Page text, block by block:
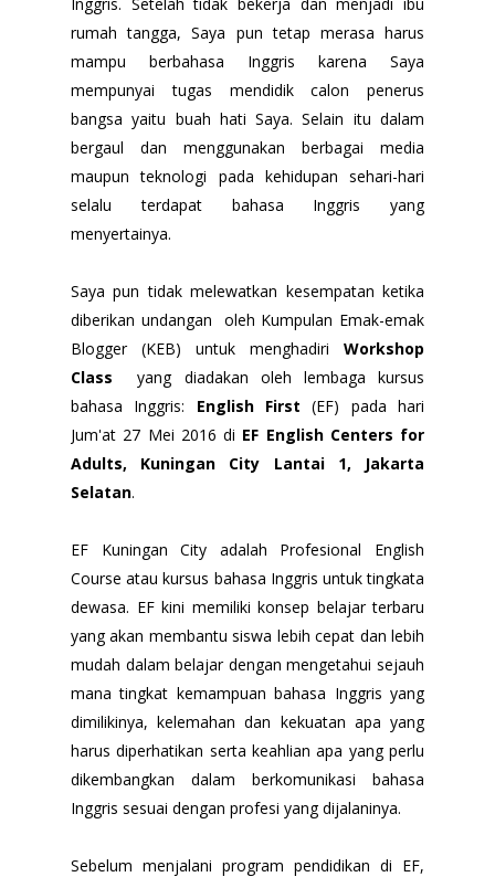
rumah tangga, Saya pun tetap merasa harus
mampu berbahasa Inggris karena Saya
mempunyai tugas mendidik calon penerus
bangsa yaitu buah hati Saya. Selain itu dalam
bergaul dan menggunakan berbagai media
maupun teknologi pada kehidupan sehari-hari
selalu terdapat bahasa Inggris yang
menyertainya.
Saya pun tidak melewatkan kesempatan ketika
diberikan undangan oleh Kumpulan Emak-emak
Blogger (KEB) untuk menghadiri Workshop
Class yang diadakan oleh lembaga kursus
bahasa Inggris: English First (EF) pada hari
Jum'at 27 Mei 2016 di EF English Centers for
Adults, Kuningan City Lantai 1, Jakarta
Selatan.
EF Kuningan City adalah Profesional English
Course atau kursus bahasa Inggris untuk tingkata
dewasa. EF kini memiliki konsep belajar terbaru
yang akan membantu siswa lebih cepat dan lebih
mudah dalam belajar dengan mengetahui sejauh
mana tingkat kemampuan bahasa Inggris yang
dimilikinya, kelemahan dan kekuatan apa yang
harus diperhatikan serta keahlian apa yang perlu
dikembangkan dalam berkomunikasi bahasa
Inggris sesuai dengan profesi yang dijalaninya.
Sebelum menjalani program pendidikan di EF,